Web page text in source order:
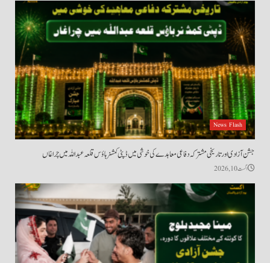
News Flash
جشن آزادی اور تاریخی مشترکہ دفاعی معاہدے کی خوشی میں ڈپٹی کمشنر ہاؤس قلعہ عبداللہ میں چراغاں
اگست 10, 2026